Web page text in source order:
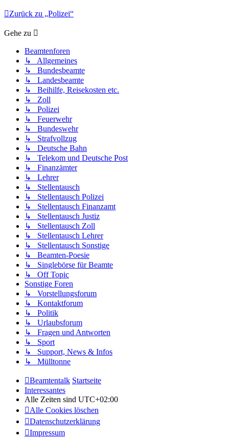
Zurück zu „Polizei“
Gehe zu
Beamtenforen
↳ Allgemeines
↳ Bundesbeamte
↳ Landesbeamte
↳ Beihilfe, Reisekosten etc.
↳ Zoll
↳ Polizei
↳ Feuerwehr
↳ Bundeswehr
↳ Strafvollzug
↳ Deutsche Bahn
↳ Telekom und Deutsche Post
↳ Finanzämter
↳ Lehrer
↳ Stellentausch
↳ Stellentausch Polizei
↳ Stellentausch Finanzamt
↳ Stellentausch Justiz
↳ Stellentausch Zoll
↳ Stellentausch Lehrer
↳ Stellentausch Sonstige
↳ Beamten-Poesie
↳ Singlebörse für Beamte
↳ Off Topic
Sonstige Foren
↳ Vorstellungsforum
↳ Kontaktforum
↳ Politik
↳ Urlaubsforum
↳ Fragen und Antworten
↳ Sport
↳ Support, News & Infos
↳ Mülltonne
Beamtentalk Startseite
Interessantes
Alle Zeiten sind UTC+02:00
Alle Cookies löschen
Datenschutzerklärung
Impressum